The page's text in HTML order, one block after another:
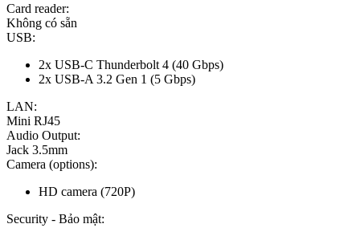
Card reader:
Không có sẵn
USB:
2x USB-C Thunderbolt 4 (40 Gbps)
2x USB-A 3.2 Gen 1 (5 Gbps)
LAN:
Mini RJ45
Audio Output:
Jack 3.5mm
Camera (options):
HD camera (720P)
Security - Bảo mật: